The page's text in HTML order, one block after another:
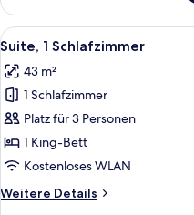
Zimmer,
1 King-
Bett
Alle
Fotos
für
Suite,
1
Schlafzimmer
anzeigen
8
Suite, 1 Schlafzimmer
43 m²
1 Schlafzimmer
Platz für 3 Personen
1 King-Bett
Kostenloses WLAN
Weitere Details
Weitere